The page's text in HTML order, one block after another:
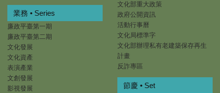
文化部重大政策
政府公開資訊
活動行事曆
文化局標準字
文化部辦理私有老建築保存再生
計畫
反詐專區
業務 • Series
廉政平臺第一期
廉政平臺第二期
文化發展
文化資產
表演產業
文創發展
影視發展
節慶 • Set